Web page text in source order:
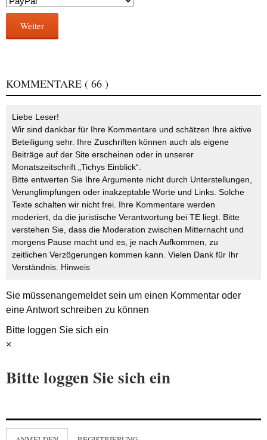
Weiter
KOMMENTARE ( 66 )
Liebe Leser!
Wir sind dankbar für Ihre Kommentare und schätzen Ihre aktive
Beteiligung sehr. Ihre Zuschriften können auch als eigene
Beiträge auf der Site erscheinen oder in unserer
Monatszeitschrift „Tichys Einblick“.
Bitte entwerten Sie Ihre Argumente nicht durch Unterstellungen,
Verunglimpfungen oder inakzeptable Worte und Links. Solche
Texte schalten wir nicht frei. Ihre Kommentare werden
moderiert, da die juristische Verantwortung bei TE liegt. Bitte
verstehen Sie, dass die Moderation zwischen Mitternacht und
morgens Pause macht und es, je nach Aufkommen, zu
zeitlichen Verzögerungen kommen kann. Vielen Dank für Ihr
Verständnis. Hinweis
Sie müssenangemeldetsein um einen Kommentar oder
eine Antwort schreiben zu können
Bitte loggen Sie sich ein
×
Bitte loggen Sie sich ein